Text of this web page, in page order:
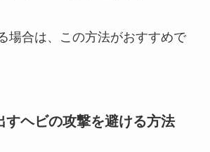
場合は、この方法がおすすめで
すヘビの攻撃を避ける方法